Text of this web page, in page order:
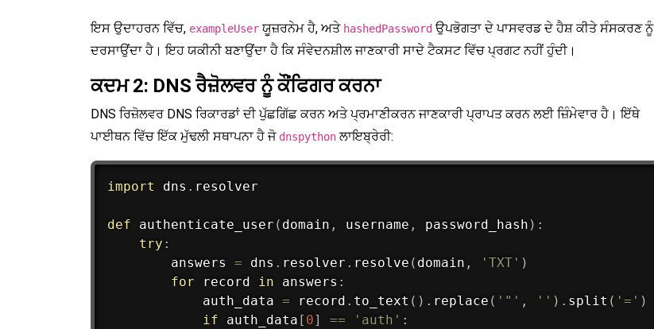
ਇਸ ਉਦਾਹਰਨ ਵਿੱਚ, exampleUser ਯੂਜ਼ਰਨੇਮ ਹੈ, ਅਤੇ hashedPassword ਉਪਭੋਗਤਾ ਦੇ ਪਾਸਵਰਡ ਦੇ ਹੈਸ਼ ਕੀਤੇ ਸੰਸਕਰਣ ਨੂੰ
ਦਰਸਾਉਂਦਾ ਹੈ। ਇਹ ਯਕੀਨੀ ਬਣਾਉਂਦਾ ਹੈ ਕਿ ਸੰਵੇਦਨਸ਼ੀਲ ਜਾਣਕਾਰੀ ਸਾਦੇ ਟੈਕਸਟ ਵਿੱਚ ਪ੍ਰਗਟ ਨਹੀਂ ਹੁੰਦੀ।
ਕਦਮ 2: DNS ਰੈਜ਼ੋਲਵਰ ਨੂੰ ਕੌਂਫਿਗਰ ਕਰਨਾ
DNS ਰਿਜ਼ੋਲਵਰ DNS ਰਿਕਾਰਡਾਂ ਦੀ ਪੁੱਛਗਿੱਛ ਕਰਨ ਅਤੇ ਪ੍ਰਮਾਣੀਕਰਨ ਜਾਣਕਾਰੀ ਪ੍ਰਾਪਤ ਕਰਨ ਲਈ ਜ਼ਿੰਮੇਵਾਰ ਹੈ। ਇੱਥੇ
ਪਾਈਥਨ ਵਿੱਚ ਇੱਕ ਮੁੱਢਲੀ ਸਥਾਪਨਾ ਹੈ ਜੋ dnspythonਲਾਇਬ੍ਰੇਰੀ:
import dns . resolver
def authenticate_user ( domain , username , password_hash ) :
try :
        answers
= dns . resolver . resolve ( domain , 'TXT' )
for record in answers :
            auth_data
= record . to_text ( ) . replace ( '"' , '' ) . split ( '=' )
if auth_data [ 0] == 'auth' :